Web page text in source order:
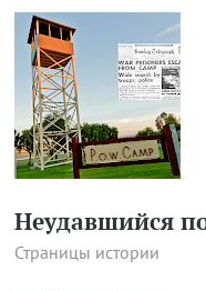
Неудавшийся
Страницы истории